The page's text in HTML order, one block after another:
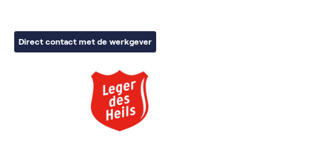
Direct contact met de werkgever